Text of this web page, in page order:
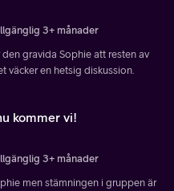
3+ månader
gravida Sophie att resten av
väcker en hetsig diskussion.
kommer vi!
3+ månader
men stämningen i gruppen är